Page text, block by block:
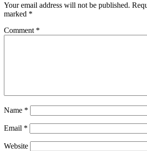
Your email address will not be published.
marked *
Comment *
Name *
Email *
Website